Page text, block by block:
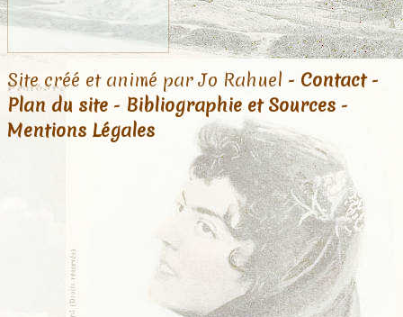
Site créé et animé par Jo Rahuel - Contact-
Plan du site - Bibliographie et Sources -
Mentions Légales